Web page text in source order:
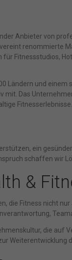
Anbieter von
renommierte
für Fitnessstudios,
Ländern und
mit. Das
Fitnesserlebnisse.
ein
schaffen wir
&
die Fitness nicht
die auf
Weiterentwicklung